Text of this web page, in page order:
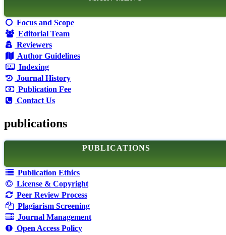
Focus and Scope
Editorial Team
Reviewers
Author Guidelines
Indexing
Journal History
Publication Fee
Contact Us
publications
PUBLICATIONS
Publication Ethics
License & Copyright
Peer Review Process
Plagiarism Screening
Journal Management
Open Access Policy